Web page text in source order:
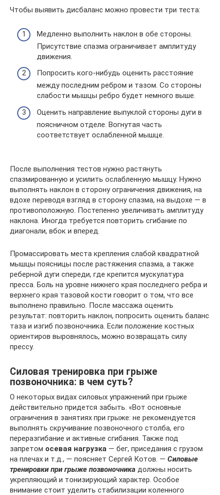
Чтобы выявить дисбаланс можно провести три теста:
Медленно выполнить наклон в обе стороны.
Присутствие спазма ограничивает амплитуду
движения.
Попросить кого-нибудь оценить расстояние
между последним ребром и тазом. Со стороны
слабости мышцы ребро будет немного выше.
Оценить направление выпуклой стороны дуги в
поясничном отделе. Вогнутая часть
соответствует ослабленной мышце.
После выполнения тестов нужно растянуть
спазмированную и усилить ослабленную мышцу. Нужно
выполнять наклон в сторону ограничения движения, на
вдохе переводя взгляд в сторону спазма, на выдохе — в
противоположную. Постепенно увеличивать амплитуду
наклона. Иногда требуется повторить сгибание по
диагонали, вбок и вперед.
Промассировать места крепления слабой квадратной
мышцы поясницы после растяжения спазма, а также
реберной дуги спереди, где крепится мускулатура
пресса. Боль на уровне нижнего края последнего ребра и
верхнего края тазовой кости говорит о том, что все
выполнено правильно. После массажа оценить
результат: повторить наклон, попросить оценить баланс
таза и изгиб позвоночника. Если положение костных
ориентиров выровнялось, можно возвращать силу
прессу.
Силовая тренировка при грыже
позвоночника: в чем суть?
О некоторых видах силовых упражнений при грыже
действительно придется забыть. «Вот основные
ограничения в занятиях при грыже: не рекомендуется
выполнять скручивание позвоночного столба, его
переразгибание и активные сгибания. Также под
запретом осевая нагрузка — бег, приседания с грузом
на плечах и т.д., — поясняет Сергей Котов. — Cиловые
тренировки при грыже позвоночника должны носить
укрепляющий и тонизирующий характер. Особое
внимание стоит уделить стабилизации коленного